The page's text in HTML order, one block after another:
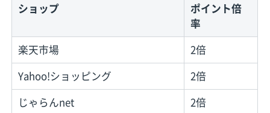
ショップ
ポイント倍
率
楽天市場
2倍
Yahoo!ショッピング
2倍
じゃらんnet
2倍